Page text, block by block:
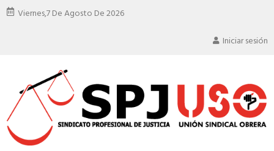
Viernes,7 De Agosto De 2026
Iniciar sesión